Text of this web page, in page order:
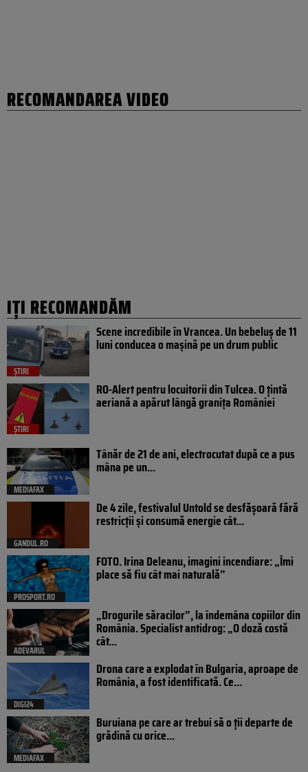
RECOMANDAREA VIDEO
IȚI RECOMANDĂM
ȘTIRI
Scene incredibile în Vrancea. Un bebeluș de 11
luni conducea o mașină pe un drum public
ȘTIRI
RO-Alert pentru locuitorii din Tulcea. O țintă
aeriană a apărut lângă granița României
MEDIAFAX
Tânăr de 21 de ani, electrocutat după ce a pus
mâna pe un...
GANDUL.RO
De 4 zile, festivalul Untold se desfășoară fără
restricții și consumă energie cât...
PROSPORT.RO
FOTO. Irina Deleanu, imagini incendiare: „Îmi
place să fiu cât mai naturală”
ADEVARUL
„Drogurile săracilor”, la îndemâna copiilor din
România. Specialist antidrog: „O doză costă
cât...
DIGI24
Drona care a explodat în Bulgaria, aproape de
România, a fost identificată. Ce...
MEDIAFAX
Buruiana pe care ar trebui să o ții departe de
grădină cu orice...